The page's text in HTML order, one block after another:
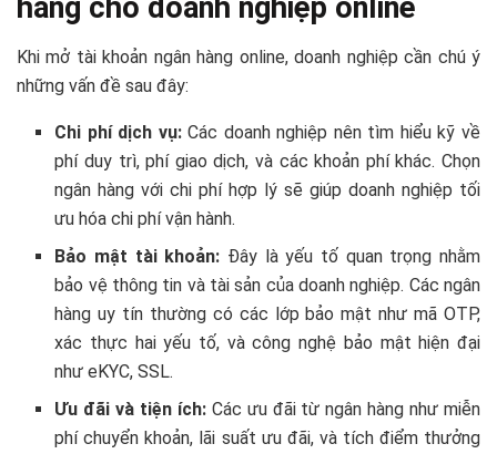
hàng cho doanh nghiệp online
Khi mở tài khoản ngân hàng online, doanh nghiệp cần chú ý
những vấn đề sau đây:
Chi phí dịch vụ:Các doanh nghiệp nên tìm hiểu kỹ về
phí duy trì, phí giao dịch, và các khoản phí khác. Chọn
ngân hàng với chi phí hợp lý sẽ giúp doanh nghiệp tối
ưu hóa chi phí vận hành.
Bảo mật tài khoản: Đây là yếu tố quan trọng nhằm
bảo vệ thông tin và tài sản của doanh nghiệp. Các ngân
hàng uy tín thường có các lớp bảo mật như mã OTP,
xác thực hai yếu tố, và công nghệ bảo mật hiện đại
như eKYC, SSL.
Ưu đãi và tiện ích: Các ưu đãi từ ngân hàng như miễn
phí chuyển khoản, lãi suất ưu đãi, và tích điểm thưởng